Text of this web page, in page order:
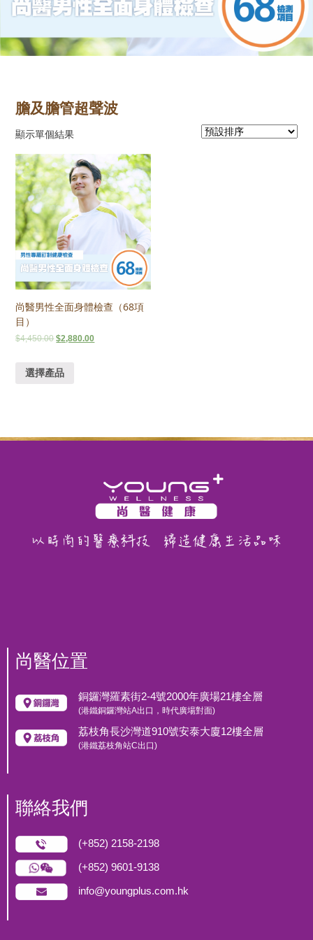
膽及膽管超聲波
顯示單個結果
尚醫男性全面身體檢查（68項
目）
$4,450.00 $2,880.00
選擇產品
尚醫位置
銅鑼灣羅素街2-4號2000年廣場21樓全層
(港鐵銅鑼灣站A出口，時代廣場對面)
荔枝角長沙灣道910號安泰大廈12樓全層
(港鐵荔枝角站C出口)
聯絡我們
(+852) 2158-2198
(+852) 9601-9138
info@youngplus.com.hk